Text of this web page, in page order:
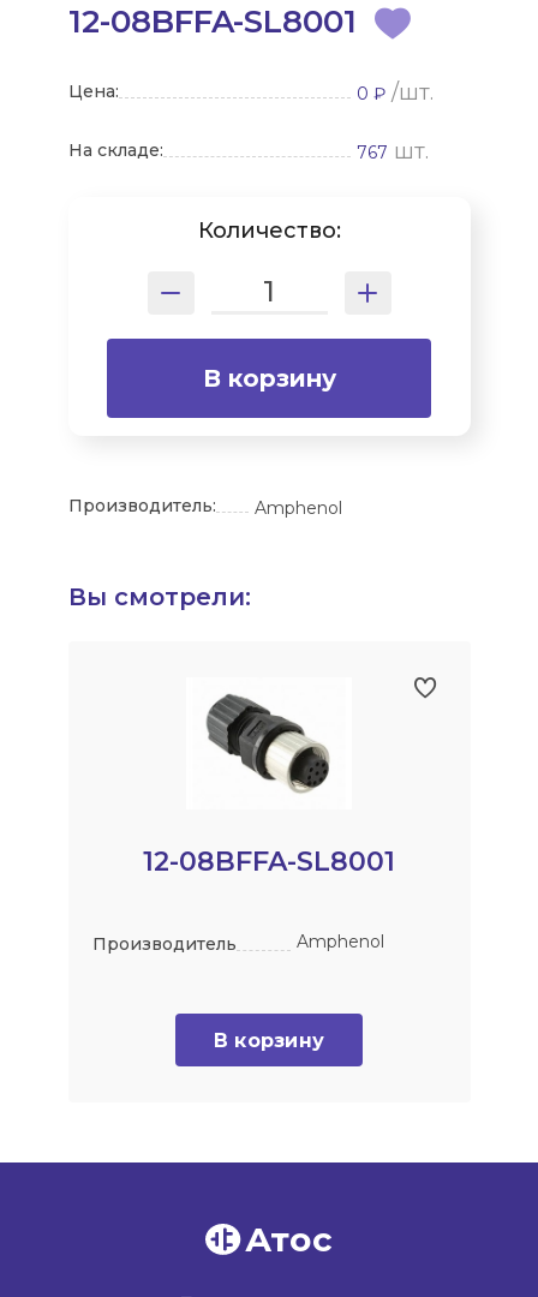
12-08BFFA-SL8001
Цена: 0 ₽/шт.
На складе: 767 шт.
Количество:
В корзину
Производитель: Amphenol
Вы смотрели:
12-08BFFA-SL8001
Производитель Amphenol
В корзину
Атос